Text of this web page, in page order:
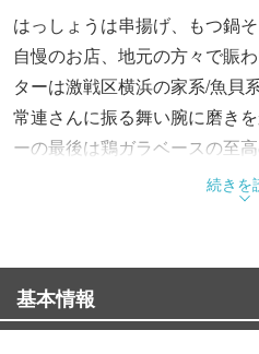
はっしょうは串揚げ、もつ鍋
自慢のお店、地元の方々で賑
ターは激戦区横浜の家系/魚貝
常連さんに振る舞い腕に磨き
ーの最後は鶏ガラベースの至
しく飲み明かし〆の一杯にシ
ーメンは格別、澄んだスープ
続きを
基本情報